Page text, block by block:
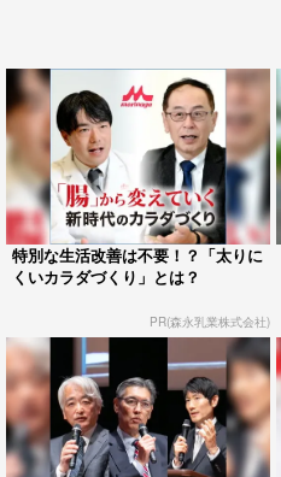
特別な生活改善は不要！？「太りに
くいカラダづくり」とは？
PR(森永乳業株式会社)